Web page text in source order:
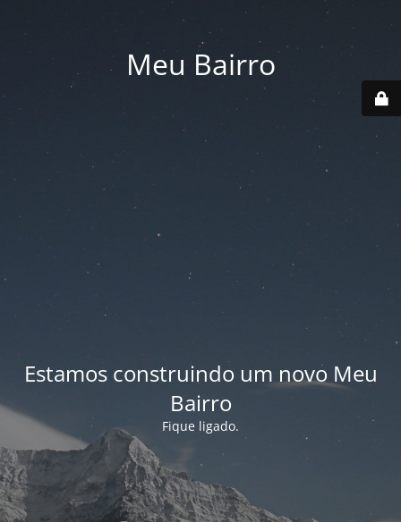
Meu Bairro
Estamos construindo um novo Meu
Bairro
Fique ligado.